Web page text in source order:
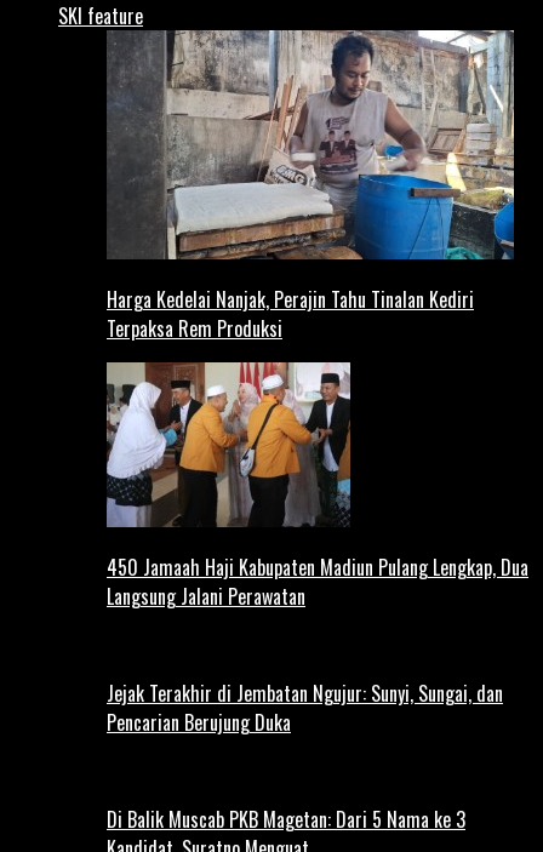
SKI feature
Harga Kedelai Nanjak, Perajin Tahu Tinalan Kediri
Terpaksa Rem Produksi
450 Jamaah Haji Kabupaten Madiun Pulang Lengkap, Dua
Langsung Jalani Perawatan
Jejak Terakhir di Jembatan Ngujur: Sunyi, Sungai, dan
Pencarian Berujung Duka
Di Balik Muscab PKB Magetan: Dari 5 Nama ke 3